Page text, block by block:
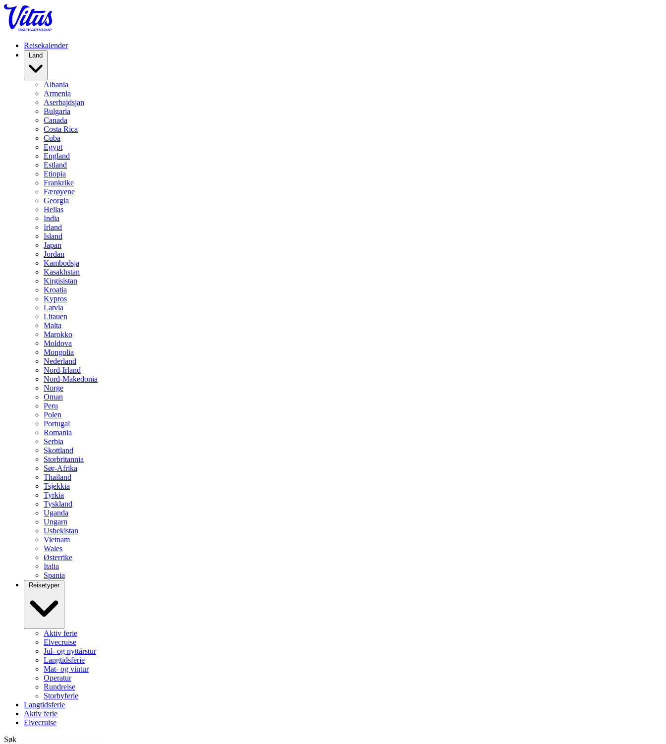
Reisekalender
Albania
Armenia
Aserbajdsjan
Bulgaria
Canada
Costa Rica
Cuba
Egypt
England
Estland
Etiopia
Frankrike
Færøyene
Georgia
Hellas
India
Irland
Island
Japan
Jordan
Kambodsja
Kasakhstan
Kirgisistan
Kroatia
Kypros
Latvia
Litauen
Malta
Marokko
Moldova
Mongolia
Nederland
Nord-Irland
Nord-Makedonia
Norge
Oman
Peru
Polen
Portugal
Romania
Serbia
Skottland
Storbritannia
Sør-Afrika
Thailand
Tsjekkia
Tyrkia
Tyskland
Uganda
Ungarn
Usbekistan
Vietnam
Wales
Østerrike
Italia
Spania
Reisetyper
Aktiv ferie
Elvecruise
Jul- og nyttårstur
Langtidsferie
Mat- og vintur
Operatur
Rundreise
Storbyferie
Langtidsferie
Aktiv ferie
Elvecruise
Søk